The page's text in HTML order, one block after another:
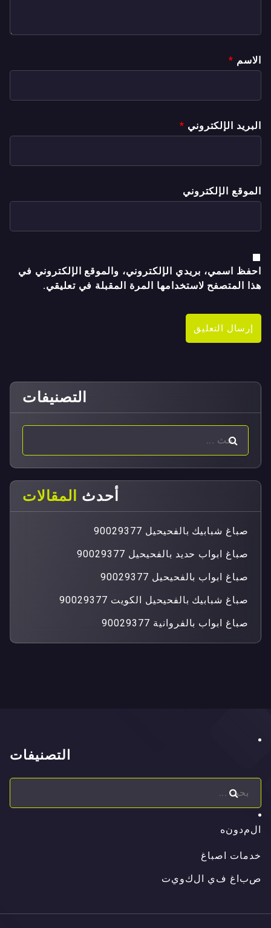
الاسم*
البريد الإلكتروني*
الموقع الإلكتروني
احفظ اسمي، بريدي الإلكتروني، والموقع الإلكتروني في
هذا المتصفح لاستخدامها المرة المقبلة في تعليقي.
التصنيفات
أحدث المقالات
صباغ شبابيك بالفحيحيل 90029377
صباغ ابواب حديد بالفحيحيل 90029377
صباغ ابواب بالفحيحيل 90029377
صباغ شبابيك بالفحيحيل الكويت 90029377
صباغ ابواب بالفروانية 90029377
التصنيفات
ل
لمدونه
خدمات اصباغ
ال
صباغ في ا لكويت